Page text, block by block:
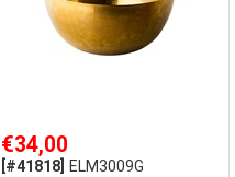
€34,00
[#41818]
ELM3009G